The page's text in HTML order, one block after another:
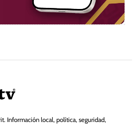
Información local, política, seguridad,